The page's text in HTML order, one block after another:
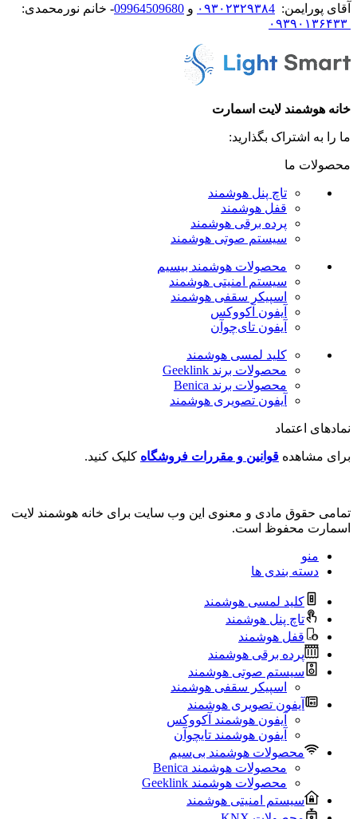
آقای پورایمن: ۰۹۳۰۲۳۲۹۳۸4 و 09964509680- خانم نورمحمدی:
خانه هوشمند لایت اسمارت
ما را به اشتراک بگذارید:
محصولات ما
تاچ پنل هوشمند
قفل هوشمند
پرده برقی هوشمند
سیستم صوتی هوشمند
محصولات هوشمند بیسیم
سیستم امنیتی هوشمند
اسپیکر سقفی هوشمند
آیفون آکووکس
آیفون تای‌چوآن
کلید لمسی هوشمند
محصولات برند Geeklink
محصولات برند ‌Benica
آیفون تصویری هوشمند
نمادهای اعتماد
برای مشاهده قوانین و مقررات فروشگاه کلیک کنید.
تمامی حقوق مادی و معنوی این وب سایت برای خانه هوشمند لایت
اسمارت محفوظ است.
منو
دسته بندی ها
کلید لمسی هوشمند
تاچ پنل هوشمند
قفل هوشمند
پرده برقی هوشمند
سیستم صوتی هوشمند
اسپیکر سقفی هوشمند
آیفون تصویری هوشمند
آیفون هوشمند آکووکس
آیفون هوشمند تایچوآن
محصولات هوشمند بی‌سیم
محصولات هوشمند Benica
محصولات هوشمند Geeklink
سیستم امنیتی هوشمند